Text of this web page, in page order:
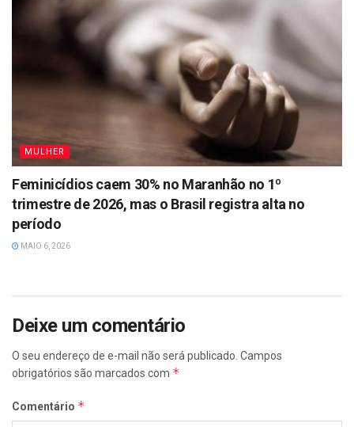
MULHER
Feminicídios caem 30% no Maranhão no 1º
trimestre de 2026, mas o Brasil registra alta no
período
MAIO 6, 2026
Deixe um comentário
O seu endereço de e-mail não será publicado. Campos
obrigatórios são marcados com *
Comentário *